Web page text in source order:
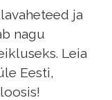
ja
nagu
Leia
Eesti,